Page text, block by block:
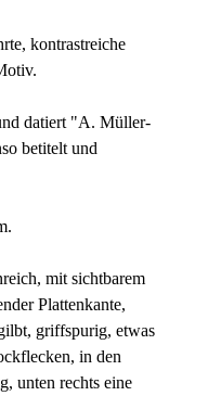
kontrastreiche
datiert "A. Müller-
betitelt und
mit sichtbarem
Plattenkante,
griffspurig, etwas
in den
unten rechts eine